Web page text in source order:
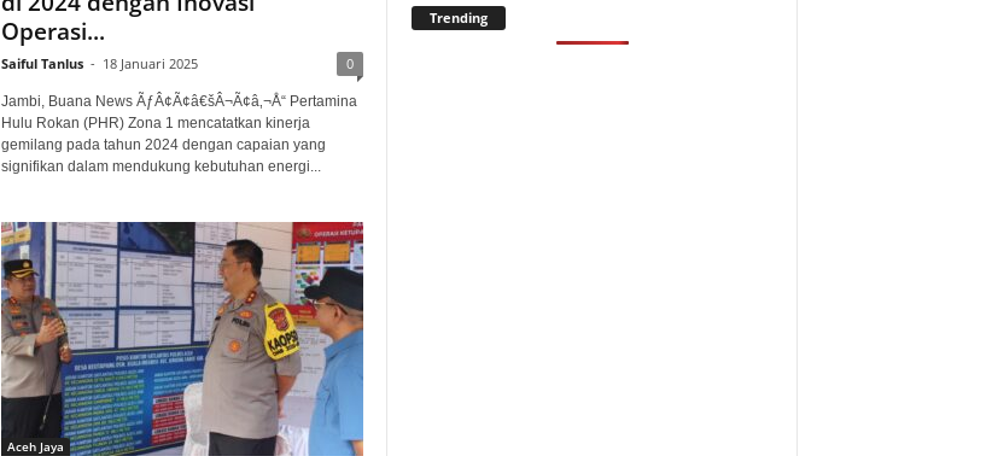
Operasi...
Saiful Tanlus - 18 Januari 2025 0
Jambi, Buana News ÃƒÂ¢Ã¢â€šÂ¬Ã¢â‚¬Å“ Pertamina
Hulu Rokan (PHR) Zona 1 mencatatkan kinerja
gemilang pada tahun 2024 dengan capaian yang
signifikan dalam mendukung kebutuhan energi...
Aceh Jaya
Trending